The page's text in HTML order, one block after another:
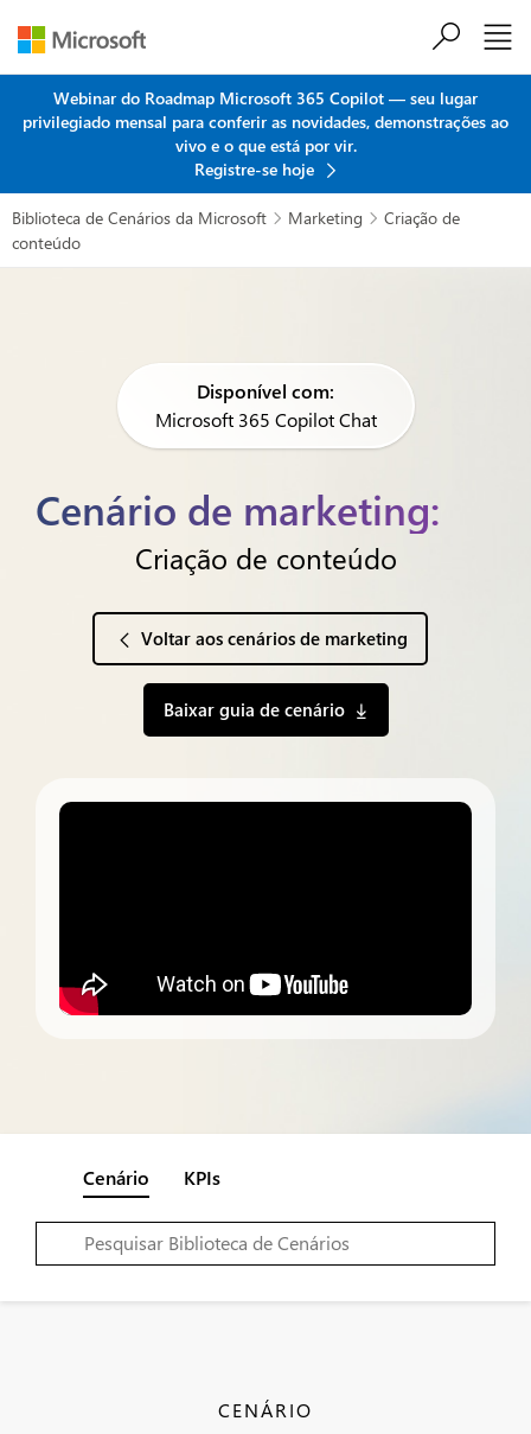
Webinar do Roadmap Microsoft 365 Copilot — seu lugar
privilegiado mensal para conferir as novidades, demonstrações ao
vivo e o que está por vir.
Registre-se hoje
Biblioteca de Cenários da Microsoft  Marketing  Criação de
conteúdo
Disponível com:
Microsoft 365 Copilot Chat
Cenário de marketing:
Criação de conteúdo
Voltar aos cenários de marketing
Baixar guia de cenário
Cenário KPIs
CENÁRIO